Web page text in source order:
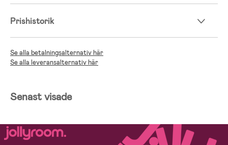
Prishistorik
Se alla betalningsalternativ här
Se alla leveransalternativ här
Senast visade